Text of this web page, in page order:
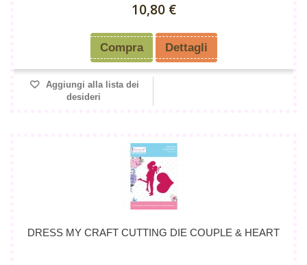
10,80 €
Compra Dettagli
Aggiungi alla lista dei
desideri
DRESS MY CRAFT CUTTING DIE COUPLE & HEART